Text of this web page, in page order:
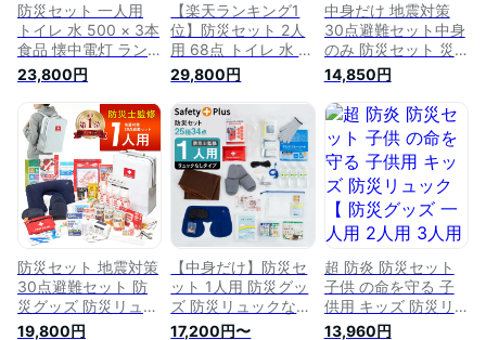
防災セット 一人用
トイレ 水 500 × 3本
食品 懐中電灯 ラン
タン 袋 中身 45点 防
災 リュック 防災リ
ュック 防災グッズ
防災バッグ 女性 防
災用品 地震対策 災
害対策 震災 ※ 1000
円ぽっきり 子ども
子供用 2人用 3人用
はしご スリッパ ヘ
ルメット ではありま
せん
23,800円
【楽天ランキング1
位】防災セット 2人
用 68点 トイレ 水 食
品 懐中電灯 ランタ
ン 袋 中身 防災 リュ
ック 防災リュック
防災グッズ 防災バッ
グ 女性 防災用品 地
震対策 災害対策 大
雨 ※ 中身だけ カート
子ども 子供用 一人
用 3人用 はしご EEE
29,800円
中身だけ 地震対策
30点避難セット中身
のみ 防災セット 災
害対策 防災用品 保
存食 保存水 簡易ト
イレ 非常用トイレ
防災用ヘルメット ブ
ランケット 防災用品
防災 女性 男性 一人
用 1人用 災害 震災
リュック 防災グッズ
避難グッズ
14,850円
防災セット 地震対策
30点避難セット 防
災グッズ 防災リュッ
ク 災害対策 防災用
19,800円
【中身だけ】防災セ
ット 1人用 防災グッ
ズ 防災リュックなし
中身のみ 防災士監修
17,200円〜
超 防炎 防災セット
子供 の命を守る 子
供用 キッズ 防災リ
ュック【 防災グッズ
13,960円